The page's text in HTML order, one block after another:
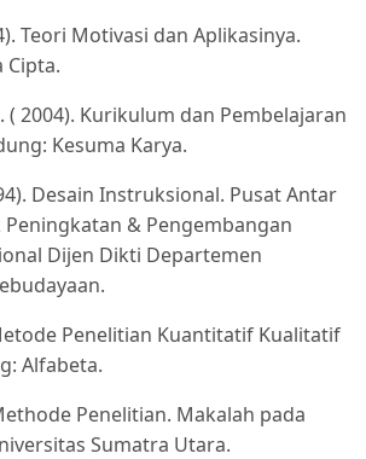
Teori Motivasi dan Aplikasinya.
Cipta.
( 2004). Kurikulum dan Pembelajaran
Kesuma Karya.
Desain Instruksional. Pusat Antar
& Pengembangan
Dijen Dikti Departemen
Penelitian Kuantitatif Kualitatif
Alfabeta.
Penelitian. Makalah pada
Sumatra Utara.